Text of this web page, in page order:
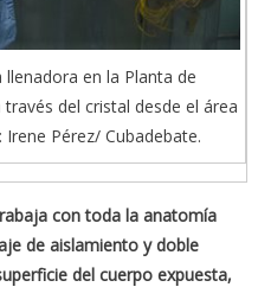
en la Planta de
del cristal desde el área
Pérez/ Cubadebate.
con toda la anatomía
de aislamiento y doble
del cuerpo expuesta,